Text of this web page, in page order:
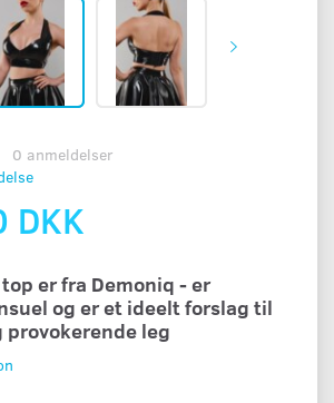
0 anmeldelser
er fra Demoniq - er
og er et ideelt forslag til
leg